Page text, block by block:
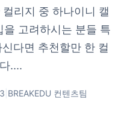
리지 중 하나이니 캘
고려하시는 분들 특
다면 추천할만 한 컬
....
BREAKEDU 컨텐츠팀